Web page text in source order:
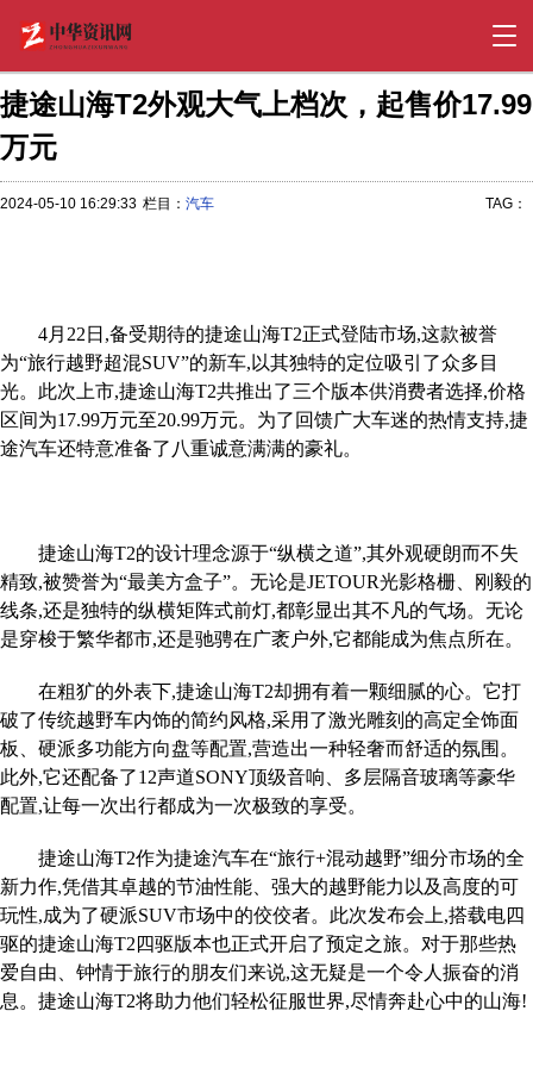
捷途山海T2外观大气上档次，起售价17.99
万元
2024-05-10 16:29:33 栏目： 汽车 TAG：
4月22日,备受期待的捷途山海T2正式登陆市场,这款被誉
为“旅行越野超混SUV”的新车,以其独特的定位吸引了众多目
光。此次上市,捷途山海T2共推出了三个版本供消费者选择,价格
区间为17.99万元至20.99万元。为了回馈广大车迷的热情支持,捷
途汽车还特意准备了八重诚意满满的豪礼。
捷途山海T2的设计理念源于“纵横之道”,其外观硬朗而不失
精致,被赞誉为“最美方盒子”。无论是JETOUR光影格栅、刚毅的
线条,还是独特的纵横矩阵式前灯,都彰显出其不凡的气场。无论
是穿梭于繁华都市,还是驰骋在广袤户外,它都能成为焦点所在。
在粗犷的外表下,捷途山海T2却拥有着一颗细腻的心。它打
破了传统越野车内饰的简约风格,采用了激光雕刻的高定全饰面
板、硬派多功能方向盘等配置,营造出一种轻奢而舒适的氛围。
此外,它还配备了12声道SONY顶级音响、多层隔音玻璃等豪华
配置,让每一次出行都成为一次极致的享受。
捷途山海T2作为捷途汽车在“旅行+混动越野”细分市场的全
新力作,凭借其卓越的节油性能、强大的越野能力以及高度的可
玩性,成为了硬派SUV市场中的佼佼者。此次发布会上,搭载电四
驱的捷途山海T2四驱版本也正式开启了预定之旅。对于那些热
爱自由、钟情于旅行的朋友们来说,这无疑是一个令人振奋的消
息。捷途山海T2将助力他们轻松征服世界,尽情奔赴心中的山海!